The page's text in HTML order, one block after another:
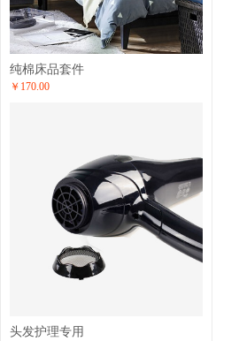
纯棉床品套件
￥170.00
头发护理专用